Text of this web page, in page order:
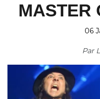
MASTER
06
Par